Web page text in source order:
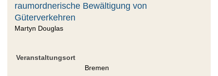
raumordnerische Bewältigung von
Güterverkehren
Martyn Douglas
Veranstaltungsort
Bremen